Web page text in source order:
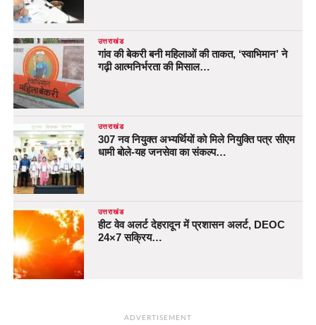
उत्तराखंड
गांव की बेकरी बनी महिलाओं की ताकत, ‘स्वाभिमान’ ने
गढ़ी आत्मनिर्भरता की मिसाल…
उत्तराखंड
307 नव नियुक्त अभ्यर्थियों को मिले नियुक्ति पत्र सीएम
धामी बोले-यह जनसेवा का संकल्प…
उत्तराखंड
हीट वेव अलर्ट देहरादून में प्रशासन अलर्ट, DEOC
24×7 सक्रिय…
ADVERTISEMENT